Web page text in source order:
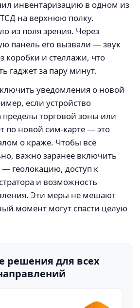
инвентаризацию в одном из
на верхнюю полку.
из поля зрения. Через
панель его вызвали — звук
коробки и стеллажи, что
гаджет за пару минут.
уведомления о новой
если устройство
пределы торговой зоны или
по новой сим-карте — это
о краже. Чтобы всё
важно заранее включить
геолокацию, доступ к
и возможность
Эти меры не мешают
момент могут спасти целую
решения для всех